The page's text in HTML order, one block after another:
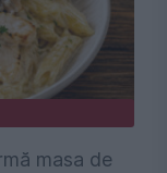
masa de